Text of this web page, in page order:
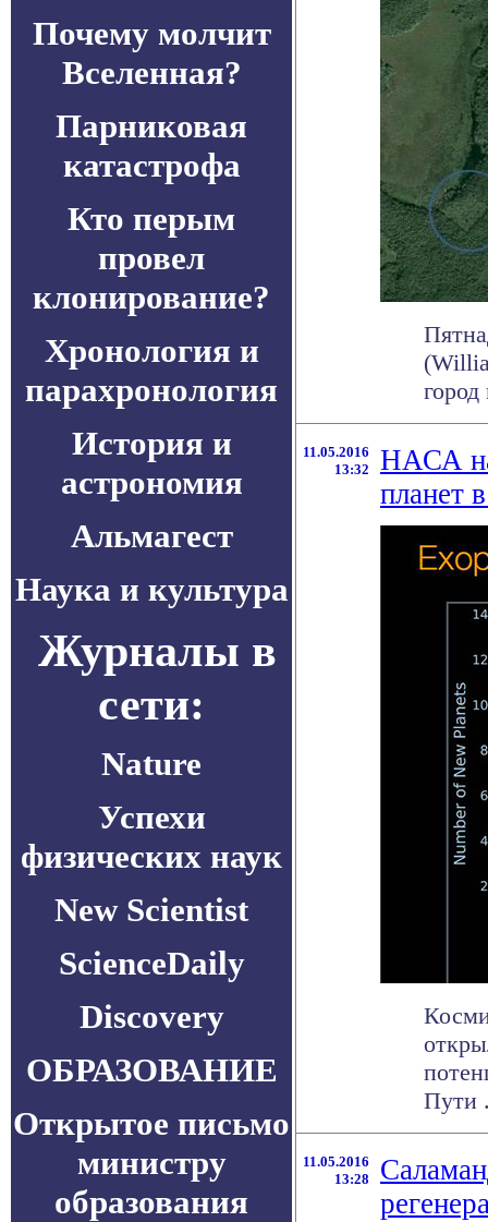
Почему молчит
Вселенная?
Парниковая
катастрофа
Кто перым
провел
клонирование?
Хронология и
парахронология
История и
астрономия
Альмагест
Наука и культура
Журналы в
сети:
Nature
Успехи
физических наук
New Scientist
ScienceDaily
Discovery
ОБРАЗОВАНИЕ
Открытое письмо
министру
образования
11.05.2016
13:32
НАСА
планет
Пути
11.05.2016
13:28